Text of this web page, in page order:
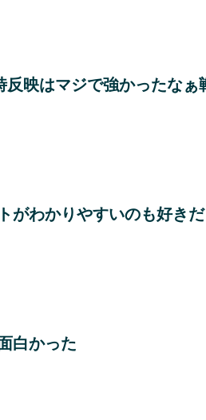
映はマジで強かったな
がわかりやすいのも好き
白かった